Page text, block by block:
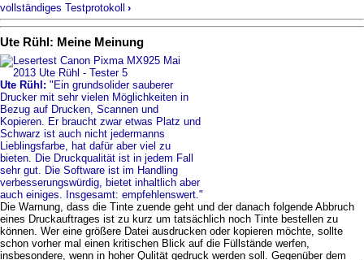
vollständiges Testprotokoll ›
Ute Rühl: Meine Meinung
Ute Rühl: "Ein grundsolider sauberer
Drucker mit sehr vielen Möglichkeiten in
Bezug auf Drucken, Scannen und
Kopieren. Er braucht zwar etwas Platz und
Schwarz ist auch nicht jedermanns
Lieblingsfarbe, hat dafür aber viel zu
bieten. Die Druckqualität ist in jedem Fall
sehr gut. Die Software ist im Handling
verbesserungswürdig, bietet inhaltlich aber
auch einiges. Insgesamt: empfehlenswert."
Die Warnung, dass die Tinte zuende geht und der danach folgende Abbruch
eines Druckauftrages ist zu kurz um tatsächlich noch Tinte bestellen zu
können. Wer eine größere Datei ausdrucken oder kopieren möchte, sollte
schon vorher mal einen kritischen Blick auf die Füllstände werfen,
insbesondere, wenn in hoher Qulität gedruck werden soll. Gegenüber dem